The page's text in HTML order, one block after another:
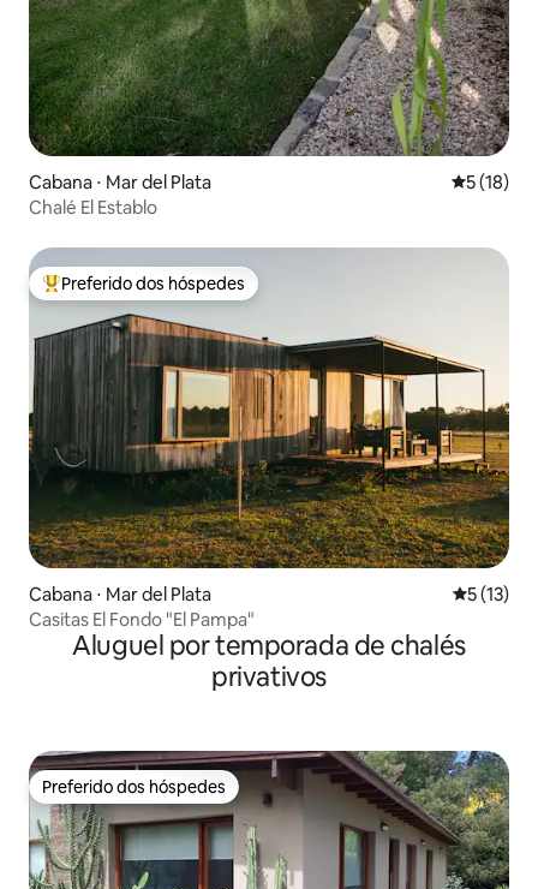
Cabana ⋅ Mar del Plata 5 de uma
5 (18)
Chalé El Establo
Entre os melhores preferidos dos hóspedes
Preferido dos hóspedes
Cabana ⋅ Mar del Plata 5 de uma
5 (13)
Casitas El Fondo "El Pampa"
Aluguel por temporada de chalés
privativos
Preferido dos hóspedes
Preferido dos hóspedes